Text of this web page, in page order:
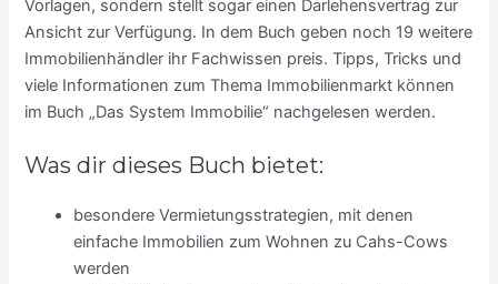
Vorlagen, sondern stellt sogar einen Darlehensvertrag zur
Ansicht zur Verfügung. In dem Buch geben noch 19 weitere
Immobilienhändler ihr Fachwissen preis. Tipps, Tricks und
viele Informationen zum Thema Immobilienmarkt können
im Buch „Das System Immobilie“ nachgelesen werden.
Was dir dieses Buch bietet:
besondere Vermietungsstrategien, mit denen
einfache Immobilien zum Wohnen zu Cahs-Cows
werden